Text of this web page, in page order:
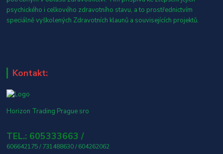
psychického i celkového zdravotního stavu, a to prostřednictvím
speciálně vyškolených Zdravotních klaunů a souvisejících projektů.
Kontakt:
Horizon Trading Prague sro
TEL.: 605333663 /
606642175 / 731488630 / 604262062